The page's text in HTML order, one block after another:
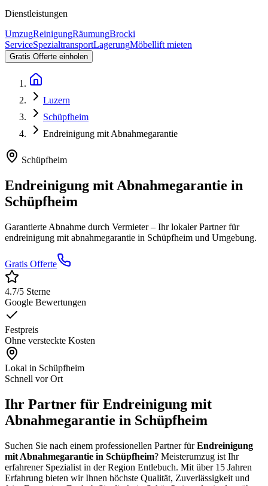
Dienstleistungen
UmzugReinigungRäumungBrocki
ServiceSpezialtransportLagerungMöbellift mieten
Gratis Offerte einholen
Luzern
Schüpfheim
Endreinigung mit Abnahmegarantie
Schüpfheim
Endreinigung mit Abnahmegarantie in
Schüpfheim
Garantierte Abnahme durch Vermieter– Ihr lokaler Partner für
endreinigung mit abnahmegarantie in Schüpfheim und Umgebung.
Gratis Offerte
4.7/5 Sterne
Google Bewertungen
Festpreis
Ohne versteckte Kosten
Lokal in Schüpfheim
Schnell vor Ort
Ihr Partner für Endreinigung mit
Abnahmegarantie in Schüpfheim
Suchen Sie nach einem professionellen Partner fürEndreinigung
mit Abnahmegarantie in Schüpfheim? Meisterumzug ist Ihr
erfahrener Spezialist in der Region Entlebuch. Mit über 15 Jahren
Erfahrung bieten wir Ihnen höchste Qualität, Zuverlässigkeit und